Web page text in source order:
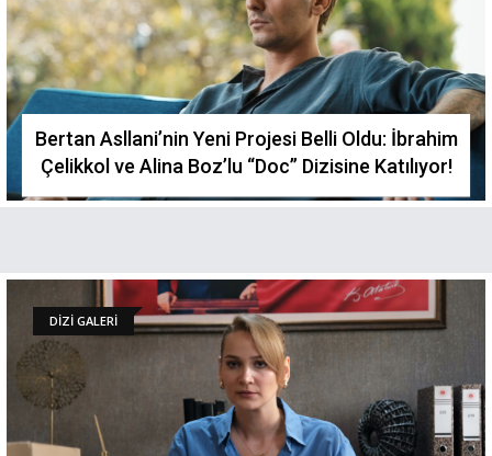
Bertan Asllani’nin Yeni Projesi Belli Oldu: İbrahim
Çelikkol ve Alina Boz’lu “Doc” Dizisine Katılıyor!
DİZİ GALERİ